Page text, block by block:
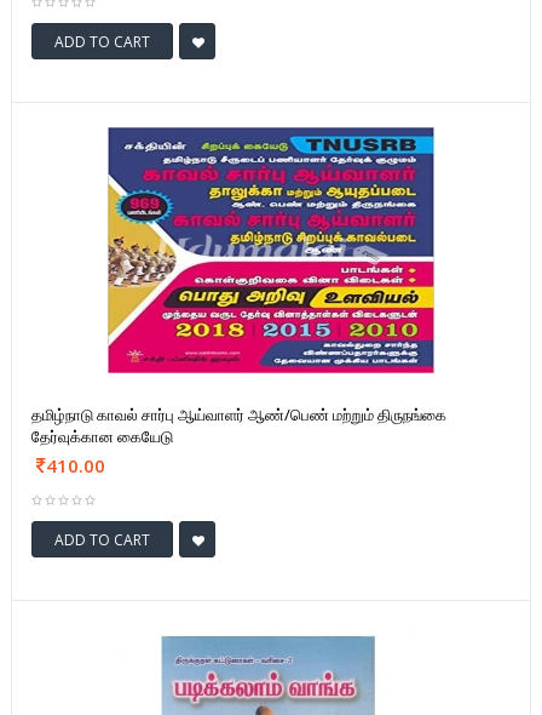
ADD TO CART
தமிழ்நாடு காவல் சார்பு ஆய்வாளர் ஆண்/பெண் மற்றும் திருநங்கை
தேர்வுக்கான கையேடு
410.00
ADD TO CART